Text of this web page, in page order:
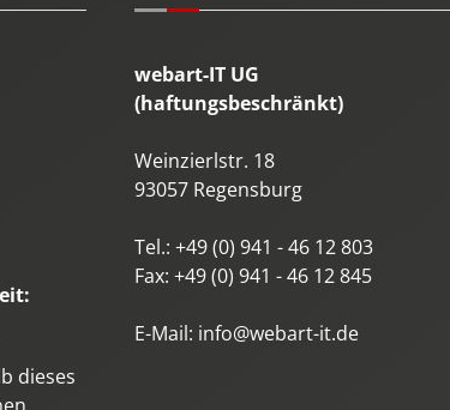
dieses
webart-IT UG
(haftungsbeschränkt)
Weinzierlstr. 18
93057 Regensburg
Tel.: +49 (0) 941 - 46 12 803
Fax: +49 (0) 941 - 46 12 845
E-Mail: info@webart-it.de